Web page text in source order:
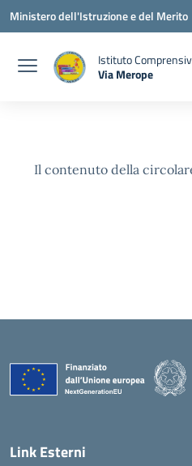
Vai ai contenuti
Vai al menu di navigazione
Vai al footer
Ministero dell'Istruzione e del Merito
Istituto
Via Merope
Il contenuto della
Link Esterni